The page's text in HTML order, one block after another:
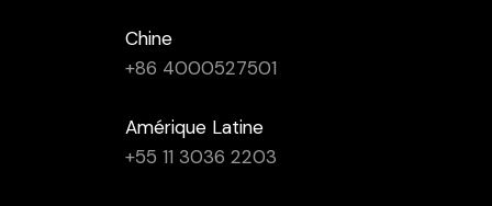
Chine
+86 4000527501
Amérique Latine
+55 11 3036 2203